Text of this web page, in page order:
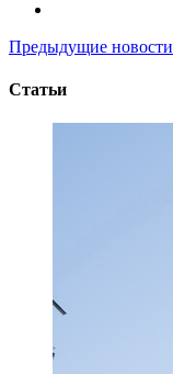
Предыдущие новости
Статьи